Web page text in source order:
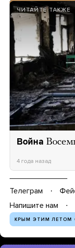
ЧИТАЙТЕ ТАКЖЕ
Война
4 года назад
Телеграм
Напишите нам
КРЫМ ЭТИМ ЛЕТОМ